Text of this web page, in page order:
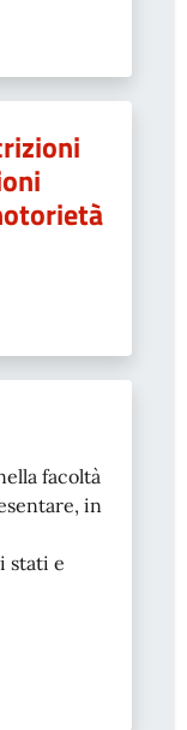
facoltà
in
stati e